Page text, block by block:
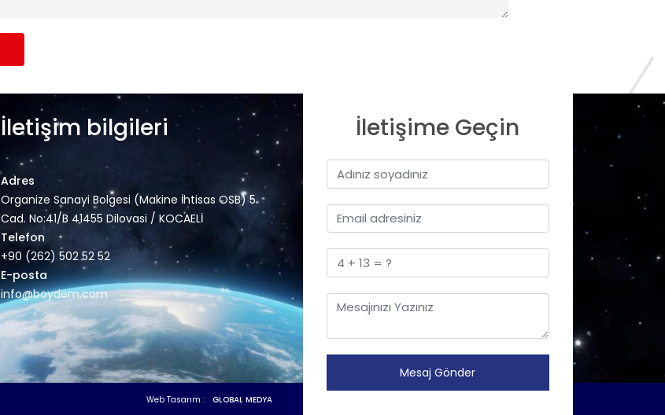
İletişim bilgileri
Adres
Organize Sanayi Bolgesi (Makine İhtisas OSB) 5.
Cad. No:41/B 41455 Dilovasi / KOCAELİ
Telefon
+90 (262) 502 52 52
E-posta
info@boydem.com
İletişime Geçin
Mesaj Gönder
Web Tasarım : GLOBAL MEDYA